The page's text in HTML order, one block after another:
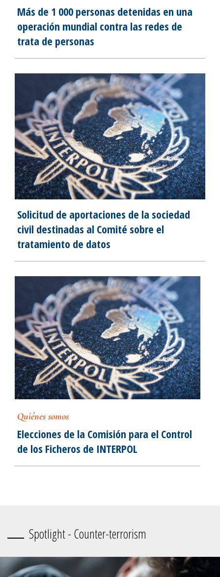
Más de 1 000 personas detenidas en una
operación mundial contra las redes de
trata de personas
Solicitud de aportaciones de la sociedad
civil destinadas al Comité sobre el
tratamiento de datos
Quiénes somos
Elecciones de la Comisión para el Control
de los Ficheros de INTERPOL
Spotlight - Counter-terrorism